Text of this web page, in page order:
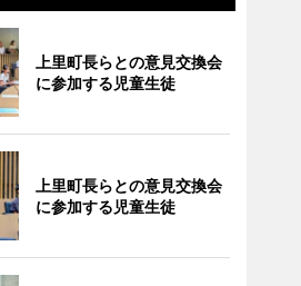
上里町長らとの意見交換会
に参加する児童生徒
上里町長らとの意見交換会
に参加する児童生徒